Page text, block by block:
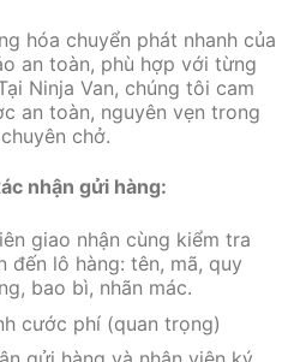
hóa chuyển phát nhanh của
an toàn, phù hợp với từng
Ninja Van, chúng tôi cam
an toàn, nguyên vẹn trong
chở.
nhận gửi hàng:
giao nhận cùng kiểm tra
đến lô hàng: tên, mã, quy
bao bì, nhãn mác.
cước phí (quan trọng)